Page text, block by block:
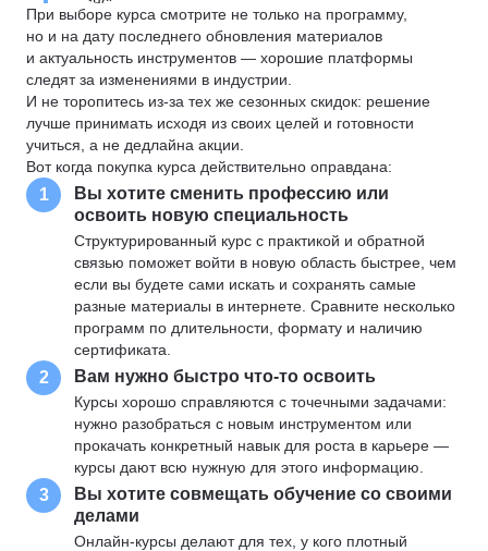
При выборе курса смотрите не только на программу,
но и на дату последнего обновления материалов
и актуальность инструментов — хорошие платформы
следят за изменениями в индустрии.
И не торопитесь из-за тех же сезонных скидок: решение
лучше принимать исходя из своих целей и готовности
учиться, а не дедлайна акции.
Вот когда покупка курса действительно оправдана:
1
Вы хотите сменить профессию или
освоить новую специальность
Структурированный курс с практикой и обратной
связью поможет войти в новую область быстрее, чем
если вы будете сами искать и сохранять самые
разные материалы в интернете. Сравните несколько
программ по длительности, формату и наличию
сертификата.
2 Вам нужно быстро что-то освоить
Курсы хорошо справляются с точечными задачами:
нужно разобраться с новым инструментом или
прокачать конкретный навык для роста в карьере —
курсы дают всю нужную для этого информацию.
3
Вы хотите совмещать обучение со своими
делами
Онлайн-курсы делают для тех, у кого плотный